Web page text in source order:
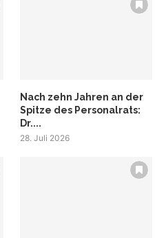
Nach zehn Jahren an der
Spitze des Personalrats:
Dr....
28. Juli 2026